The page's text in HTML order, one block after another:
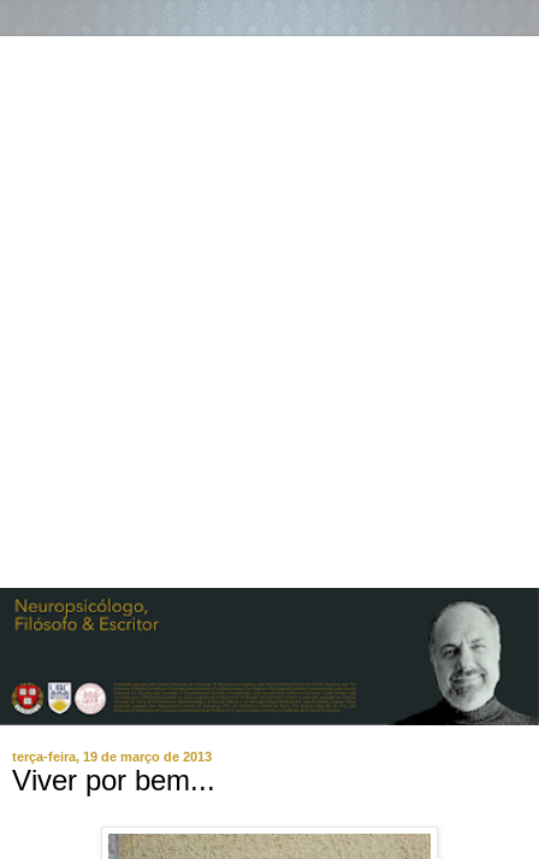
terça-feira, 19 de março de 2013
Viver por bem...